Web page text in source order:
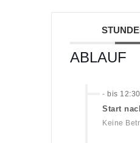
ABLAUF
- bis 12:30
Start
Keine